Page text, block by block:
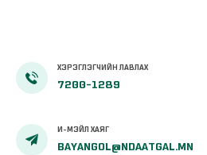
ХЭРЭГЛЭГЧИЙН ЛАВЛАХ
7200-1289
И-МЭЙЛ ХАЯГ
BAYANGOL@NDAATGAL.MN